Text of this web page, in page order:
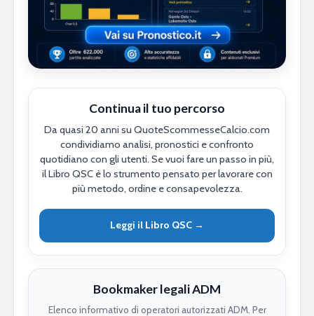
Continua il tuo percorso
Da quasi 20 anni su QuoteScommesseCalcio.com
condividiamo analisi, pronostici e confronto
quotidiano con gli utenti. Se vuoi fare un passo in più,
il Libro QSC è lo strumento pensato per lavorare con
più metodo, ordine e consapevolezza.
Leggi il Libro QSC →
Bookmaker legali ADM
Elenco informativo di operatori autorizzati ADM. Per